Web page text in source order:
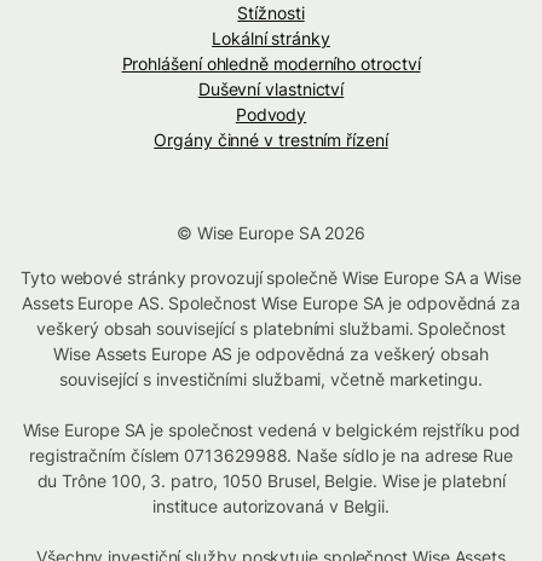
Stížnosti
Lokální stránky
Prohlášení ohledně moderního otroctví
Duševní vlastnictví
Podvody
Orgány činné v trestním řízení
© Wise Europe SA 2026
Tyto webové stránky provozují společně Wise Europe SA a Wise
Assets Europe AS. Společnost Wise Europe SA je odpovědná za
veškerý obsah související s platebními službami. Společnost
Wise Assets Europe AS je odpovědná za veškerý obsah
související s investičními službami, včetně marketingu.
Wise Europe SA je společnost vedená v belgickém rejstříku pod
registračním číslem 0713629988. Naše sídlo je na adrese Rue
du Trône 100, 3. patro, 1050 Brusel, Belgie. Wise je platební
instituce autorizovaná v Belgii.
Všechny investiční služby poskytuje společnost Wise Assets